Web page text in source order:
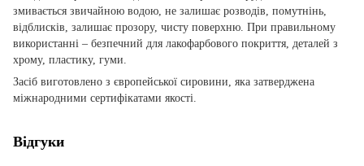
змивається звичайною водою, не залишає розводів, помутнінь,
відблисків, залишає прозору, чисту поверхню. При правильному
використанні – безпечний для лакофарбового покриття, деталей з
хрому, пластику, гуми.
Засіб виготовлено з європейської сировини, яка затверджена
міжнародними сертифікатами якості.
Відгуки